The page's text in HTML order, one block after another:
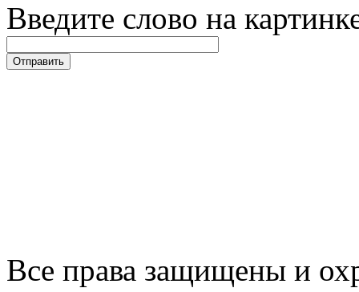
Введите слово на
Все права защищены и